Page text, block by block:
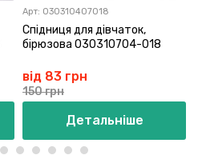
Арт: 030310407018
Спідниця для дівчаток,
бірюзова 030310704-018
від 83 грн
150 грн
Детальніше